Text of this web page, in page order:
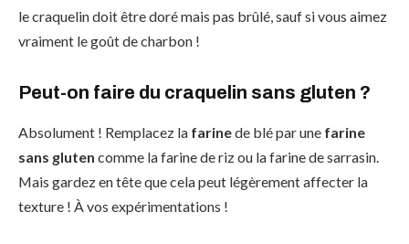
le craquelin doit être doré mais pas brûlé, sauf si vous aimez
vraiment le goût de charbon !
Peut-on faire du craquelin sans gluten ?
Absolument ! Remplacez la farinede blé par une farine
sans gluten comme la farine de riz ou la farine de sarrasin.
Mais gardez en tête que cela peut légèrement affecter la
texture ! À vos expérimentations !